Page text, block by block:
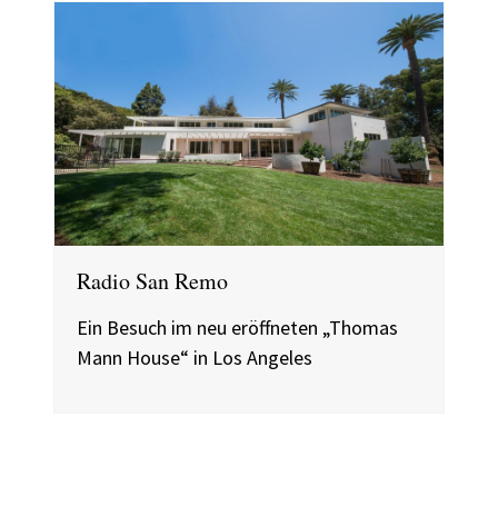
Radio San Remo
Ein Besuch im neu eröffneten „Thomas
Mann House“ in Los Angeles